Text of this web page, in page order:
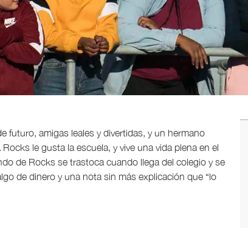
futuro, amigas leales y divertidas, y un hermano
le gusta la escuela, y vive una vida plena en el
de Rocks se trastoca cuando llega del colegio y se
de dinero y una nota sin más explicación que “lo